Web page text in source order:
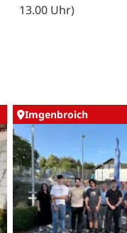
13.00 Uhr)
Imgenbroich